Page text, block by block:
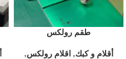
طقم رولكس
أقلام و كبك, اقلام رولكس,